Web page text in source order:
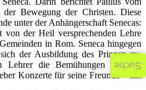
Bewegung der Christen. Diese
unter der Anhängerschaft Senecas:
von der Heil versprechenden Lehre
in Rom. Seneca hingegen
der Ausbildung des Prinzen zu.
Lehrer die Bemühungen nur mit
Konzerte für seine Freunde – mit
Suche